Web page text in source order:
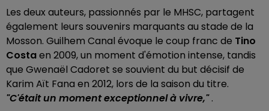
Les deux auteurs, passionnés par le MHSC, partagent
également leurs souvenirs marquants au stade de la
Mosson. Guilhem Canal évoque le coup franc de Tino
Costaen 2009, un moment d'émotion intense, tandis
que Gwenaël Cadoret se souvient du but décisif de
Karim Aït Fana en 2012, lors de la saison du titre.
"C'était un moment exceptionnel à vivre," .